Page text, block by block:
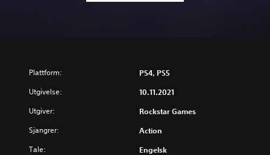
Plattform: PS4, PS5
Utgivelse: 10.11.2021
Utgiver: Rockstar Games
Sjangrer: Action
Tale: Engelsk